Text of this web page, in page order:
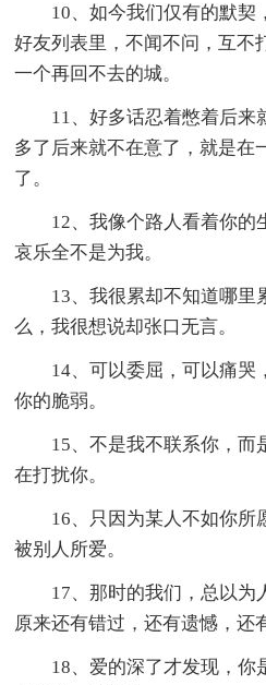
10、如今我们仅有的默契
好友列表里，不闻不问，互不
一个再回不去的城。
11、好多话忍着憋着后来
多了后来就不在意了，就是在
了。
12、我像个路人看着你的
哀乐全不是为我。
13、我很累却不知道哪里
么，我很想说却张口无言。
14、可以委屈，可以痛哭
你的脆弱。
15、不是我不联系你，而
在打扰你。
16、只因为某人不如你所
被别人所爱。
17、那时的我们，总以为
原来还有错过，还有遗憾，还
18、爱的深了才发现，你